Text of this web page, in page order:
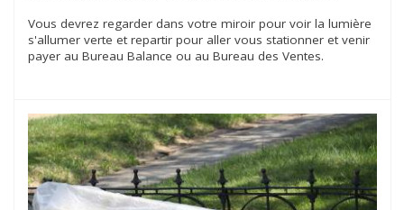
Vous devrez regarder dans votre miroir pour voir la lumière
s'allumer verte et repartir pour aller vous stationner et venir
payer au Bureau Balance ou au Bureau des Ventes.